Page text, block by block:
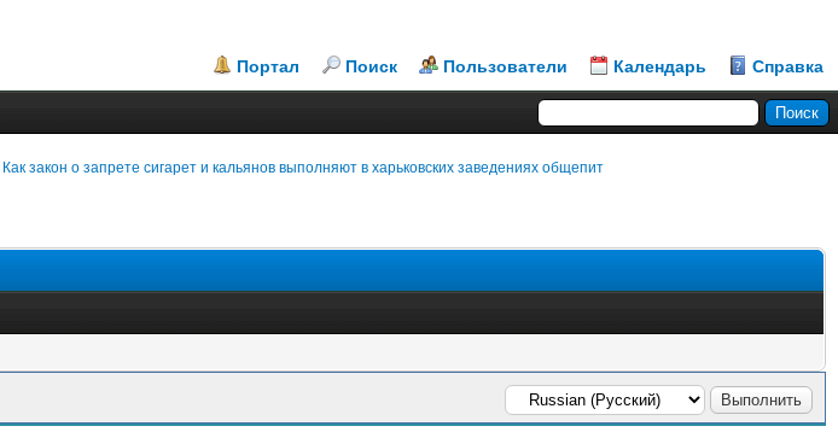
Портал Поиск Пользователи Календарь Справка
закон о запрете сигарет и кальянов выполняют в харьковских заведениях общепит